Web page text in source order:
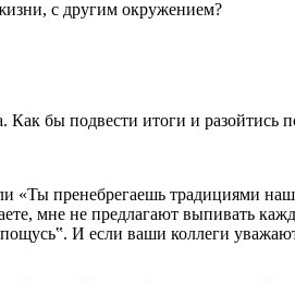
с другим окружением?
Как бы подвести итоги и разойтись
«Ты пренебрегаешь традициями
мне не предлагают выпивать
И если ваши коллеги